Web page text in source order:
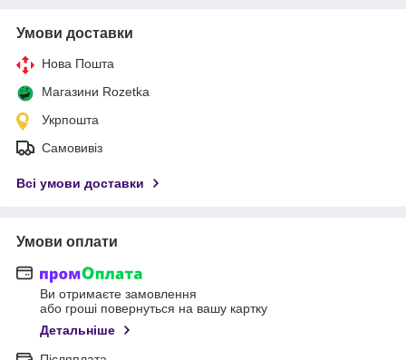
Умови доставки
Нова Пошта
Магазини Rozetka
Укрпошта
Самовивіз
Всі умови доставки
Умови оплати
Ви отримаєте замовлення
або гроші повернуться на вашу картку
Детальніше